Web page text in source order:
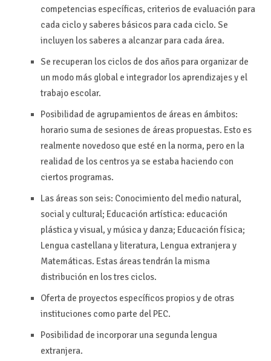
competencias específicas, criterios de evaluación para
cada ciclo y saberes básicos para cada ciclo. Se
incluyen los saberes a alcanzar para cada área.
Se recuperan los ciclos de dos años para organizar de
un modo más global e integrador los aprendizajes y el
trabajo escolar.
Posibilidad de agrupamientos de áreas en ámbitos:
horario suma de sesiones de áreas propuestas. Esto es
realmente novedoso que esté en la norma, pero en la
realidad de los centros ya se estaba haciendo con
ciertos programas.
Las áreas son seis: Conocimiento del medio natural,
social y cultural; Educación artística: educación
plástica y visual, y música y danza; Educación física;
Lengua castellana y literatura, Lengua extranjera y
Matemáticas. Estas áreas tendrán la misma
distribución en los tres ciclos.
Oferta de proyectos específicos propios y de otras
instituciones como parte del PEC.
Posibilidad de incorporar una segunda lengua
extranjera.